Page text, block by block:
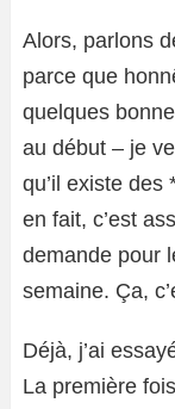
Alors, parlons
parce que
quelques
au début – je
qu’il existe
en fait, c’est
demande pour
semaine. Ça,
Déjà, j’ai
La première